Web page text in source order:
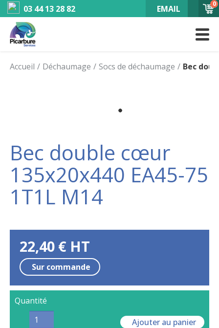
03 44 13 28 82 EMAIL 0
Accueil Déchaumage Socs de déchaumage Bec
Bec double cœur
135x20x440 EA45-75
1T1L M14
22,40 € HT
Sur commande
Quantité
Ajouter au panier